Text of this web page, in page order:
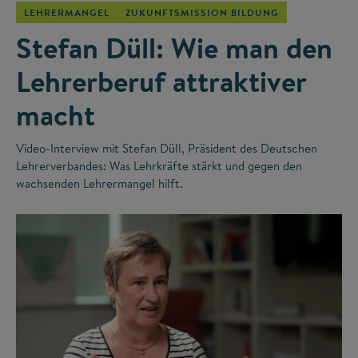
LEHRERMANGEL ZUKUNFTSMISSION BILDUNG
Stefan Düll: Wie man den
Lehrerberuf attraktiver
macht
Video-Interview mit Stefan Düll, Präsident des Deutschen
Lehrerverbandes: Was Lehrkräfte stärkt und gegen den
wachsenden Lehrermangel hilft.